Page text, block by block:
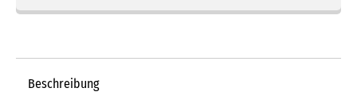
Beschreibung